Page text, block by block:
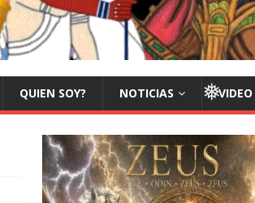
QUIEN SOY? NOTICIAS